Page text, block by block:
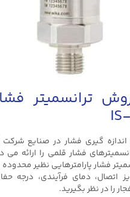
ترانسمیتر
گیری فشار در صنایع شرکت
فشار قلمی را ارائه
فشار پارامترهایی نظیر محدوده
اتصال، دمای فرآیندی، درجه
را در نظر بگیرید.